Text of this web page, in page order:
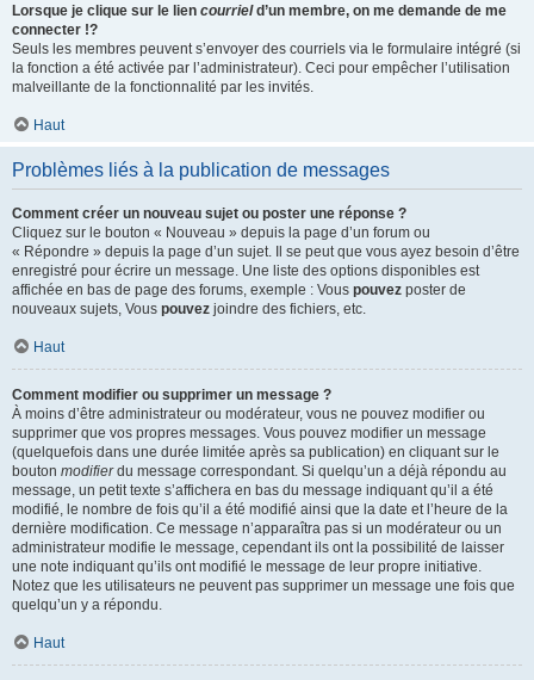
Lorsque je clique sur le lien courrield’un membre, on me demande de me
connecter !?
Seuls les membres peuvent s’envoyer des courriels via le formulaire intégré (si
la fonction a été activée par l’administrateur). Ceci pour empêcher l’utilisation
malveillante de la fonctionnalité par les invités.
Haut
Problèmes liés à la publication de messages
Comment créer un nouveau sujet ou poster une réponse ?
Cliquez sur le bouton « Nouveau » depuis la page d’un forum ou
« Répondre » depuis la page d’un sujet. Il se peut que vous ayez besoin d’être
enregistré pour écrire un message. Une liste des options disponibles est
affichée en bas de page des forums, exemple : Vous pouvez poster de
nouveaux sujets, Vous pouvez joindre des fichiers, etc.
Haut
Comment modifier ou supprimer un message ?
À moins d’être administrateur ou modérateur, vous ne pouvez modifier ou
supprimer que vos propres messages. Vous pouvez modifier un message
(quelquefois dans une durée limitée après sa publication) en cliquant sur le
bouton modifierdu message correspondant. Si quelqu’un a déjà répondu au
message, un petit texte s’affichera en bas du message indiquant qu’il a été
modifié, le nombre de fois qu’il a été modifié ainsi que la date et l’heure de la
dernière modification. Ce message n’apparaîtra pas si un modérateur ou un
administrateur modifie le message, cependant ils ont la possibilité de laisser
une note indiquant qu’ils ont modifié le message de leur propre initiative.
Notez que les utilisateurs ne peuvent pas supprimer un message une fois que
quelqu’un y a répondu.
Haut